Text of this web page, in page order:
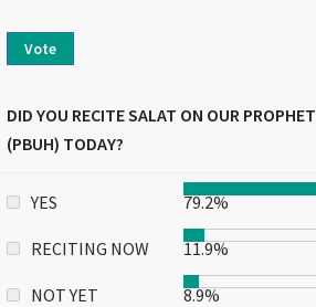
Vote
DID YOU RECITE SALAT ON OUR PROPHET
(PBUH) TODAY?
YES 79.2%
RECITING NOW 11.9%
NOT YET 8.9%